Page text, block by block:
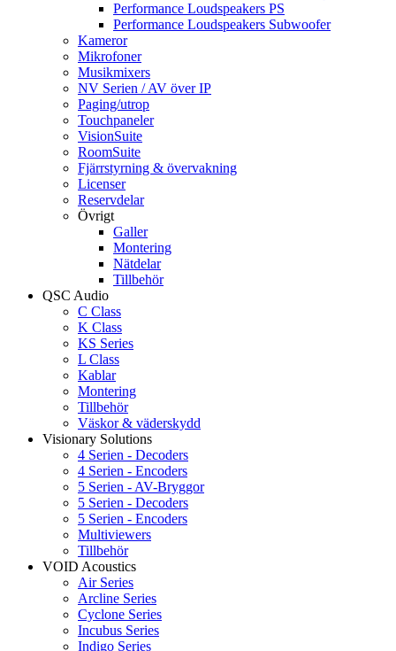
Performance Loudspeakers PS
Performance Loudspeakers Subwoofer
Kameror
Mikrofoner
Musikmixers
NV Serien / AV över IP
Paging/utrop
Touchpaneler
VisionSuite
RoomSuite
Fjärrstyrning & övervakning
Licenser
Reservdelar
Övrigt
Galler
Montering
Nätdelar
Tillbehör
QSC Audio
C Class
K Class
KS Series
L Class
Kablar
Montering
Tillbehör
Väskor & väderskydd
Visionary Solutions
4 Serien - Decoders
4 Serien - Encoders
5 Serien - AV-Bryggor
5 Serien - Decoders
5 Serien - Encoders
Multiviewers
Tillbehör
VOID Acoustics
Air Series
Arcline Series
Cyclone Series
Incubus Series
Indigo Series